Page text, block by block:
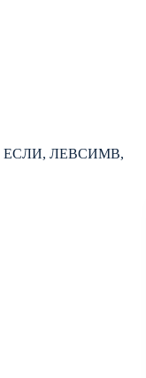
ЕСЛИ, ЛЕВСИМВ,